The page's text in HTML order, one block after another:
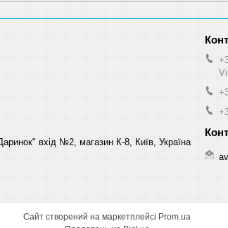
вхід №2, магазин К-8, Київ, Україна
Сайт створений на маркетплейсі Prom.ua